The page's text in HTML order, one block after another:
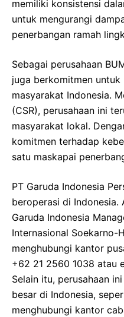
memiliki konsistensi
untuk mengurangi
penerbangan ramah
Sebagai perusahaan
juga berkomitmen
masyarakat Indonesia.
(CSR), perusahaan ini
masyarakat lokal.
komitmen terhadap
satu maskapai
PT Garuda Indonesia
beroperasi di Indonesia.
Garuda Indonesia
Internasional Soekarno-
menghubungi kantor
+62 21 2560 1038 atau
Selain itu, perusahaan
besar di Indonesia,
menghubungi kantor